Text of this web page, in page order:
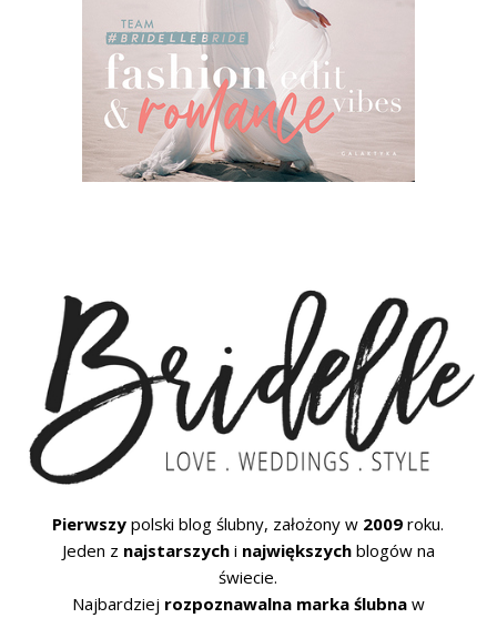
Pierwszy polski blog ślubny, założony w 2009 roku.
Jeden z najstarszychi największychblogów na
świecie.
Najbardziej rozpoznawalna marka ślubnaw